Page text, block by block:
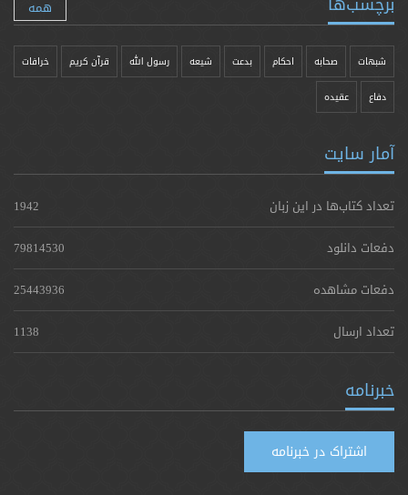
همه
شبهات صحابه احکام بدعت شیعه رسول الله قرآن کریم خرافات
دفاع عقیده
آمار سایت
تعداد کتاب‌ها در این زبان
1942
دفعات دانلود
79814530
دفعات مشاهده
25443936
تعداد ارسال
1138
خبرنامه
اشتراک در خبرنامه